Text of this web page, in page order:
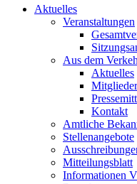
Aktuelles
Veranstaltungen
Aus dem
Aktuelles
Mitglieder
Kontakt
Amtliche
Stellenangebote
Mitteilungsblatt
Informationen